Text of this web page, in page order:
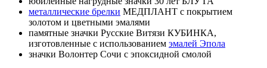
металлические брелки МЕДПЛАНТ с покрытием
золотом и цветными эмалями
памятные значки Русские Витязи КУБИНКА,
изготовленные с использованием эмалей Эпола
значки Волонтер Сочи с эпоксидной смолой